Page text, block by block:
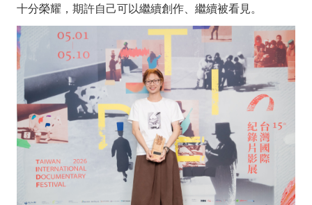
十分榮耀，期許自己可以繼續創作、繼續被看見。